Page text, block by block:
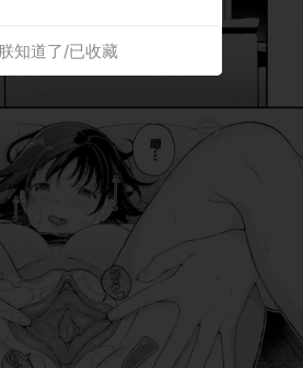
朕知道了/已收藏